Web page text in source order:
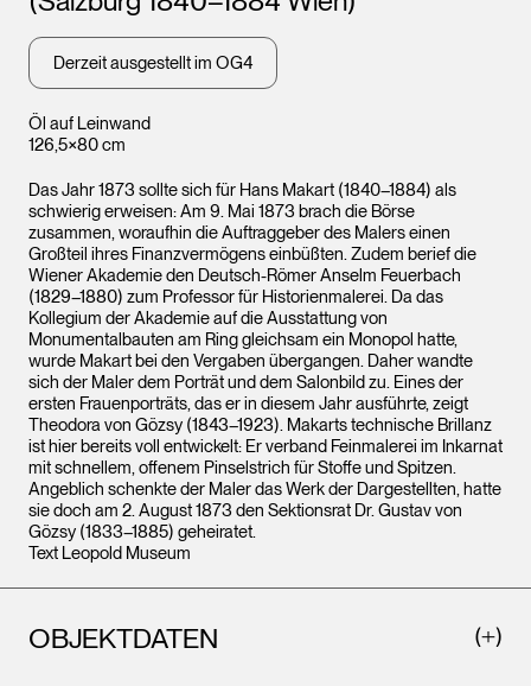
Öl auf Leinwand
126,5×80 cm
Derzeit ausgestellt im OG4
Das Jahr 1873 sollte sich für Hans Makart (1840–1884) als
schwierig erweisen: Am 9. Mai 1873 brach die Börse
zusammen, woraufhin die Auftraggeber des Malers einen
Großteil ihres Finanzvermögens einbüßten. Zudem berief die
Wiener Akademie den Deutsch-Römer Anselm Feuerbach
(1829–1880) zum Professor für Historienmalerei. Da das
Kollegium der Akademie auf die Ausstattung von
Monumentalbauten am Ring gleichsam ein Monopol hatte,
wurde Makart bei den Vergaben übergangen. Daher wandte
sich der Maler dem Porträt und dem Salonbild zu. Eines der
ersten Frauenporträts, das er in diesem Jahr ausführte, zeigt
Theodora von Gözsy (1843–1923). Makarts technische Brillanz
ist hier bereits voll entwickelt: Er verband Feinmalerei im Inkarnat
mit schnellem, offenem Pinselstrich für Stoffe und Spitzen.
Angeblich schenkte der Maler das Werk der Dargestellten, hatte
sie doch am 2. August 1873 den Sektionsrat Dr. Gustav von
Gözsy (1833–1885) geheiratet.
Text Leopold Museum
OBJEKTDATEN